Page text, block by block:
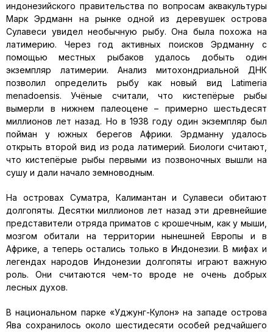
индонезийского правительства по вопросам аквакультуры
Марк Эрдманн на рынке одной из деревушек острова
Сулавеси увидел необычную рыбу. Она была похожа на
латимерию. Через год активных поисков Эрдманну с
помощью местных рыбаков удалось добыть один
экземпляр латимерии. Анализ митохондриальной ДНК
позволил определить рыбу как новый вид Latimeria
menadoensis. Учёные считали, что кистепёрые рыбы
вымерли в нижнем палеоцене – примерно шестьдесят
миллионов лет назад. Но в 1938 году один экземпляр был
пойман у южных берегов Африки. Эрдманну удалось
открыть второй вид из рода латимерий. Биологи считают,
что кистепёрые рыбы первыми из позвоночных вышли на
сушу и дали начало земноводным.
На островах Суматра, Калимантан и Сулавеси обитают
долгопяты. Десятки миллионов лет назад эти древнейшие
представители отряда приматов с крошечным, как у мыши,
мозгом обитали на территории нынешней Европы и в
Африке, а теперь остались только в Индонезии. В мифах и
легендах народов Индонезии долгопяты играют важную
роль. Они считаются чем-то вроде не очень добрых
лесных духов.
В национальном парке «Уджунг-Кулон» на западе острова
Ява сохранилось около шестидесяти особей редчайшего